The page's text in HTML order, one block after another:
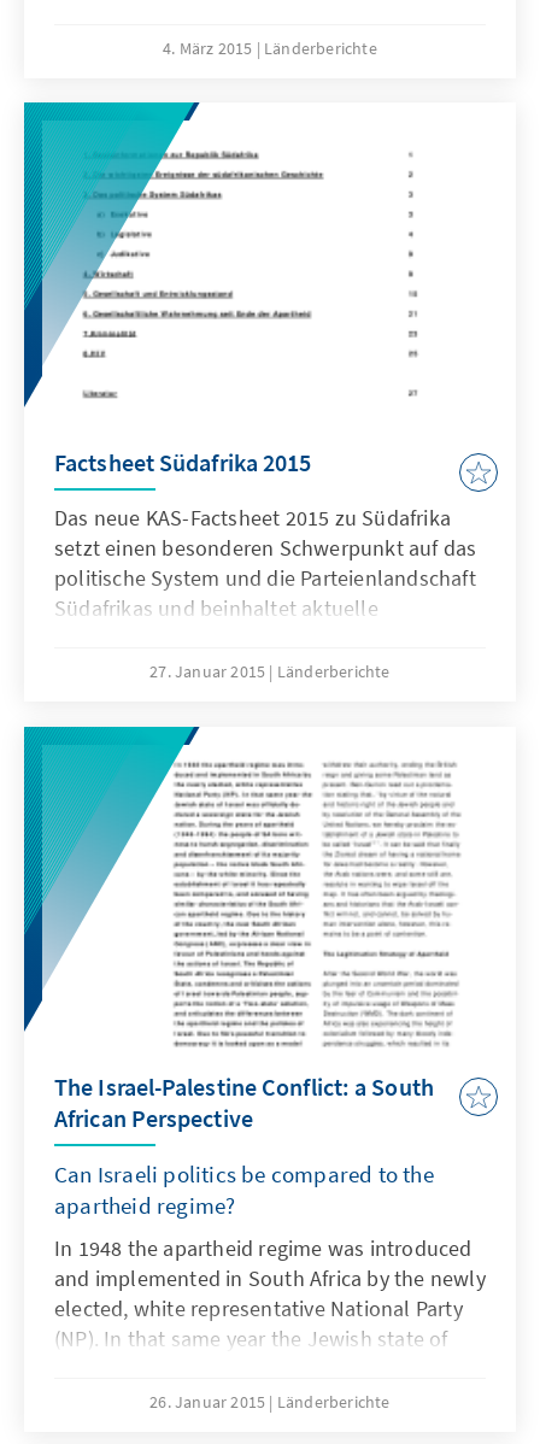
Thema Aussöhnung vor. Über einen Zeitraum
erfolgte eine umfangreiche Befragung aller
Gesellschaftsgruppen in Südafrika.
4. März 2015 Länderberichte
Factsheet Südafrika 2015
Das neue KAS-Factsheet 2015 zu Südafrika
setzt einen besonderen Schwerpunkt auf das
politische System und die Parteienlandschaft
Südafrikas und beinhaltet aktuelle
Projektland.27. Januar 2015 Länderberichte
The Israel-Palestine Conflict: a South
African Perspective
Can Israeli politics be compared to the
apartheid regime?
In 1948 the apartheid regime was introduced
and implemented in South Africa by the newly
elected, white representative National Party
(NP). In that same year the Jewish state of
state. During apartheid (1948-1994) the
26. Januar 2015 Länderberichte